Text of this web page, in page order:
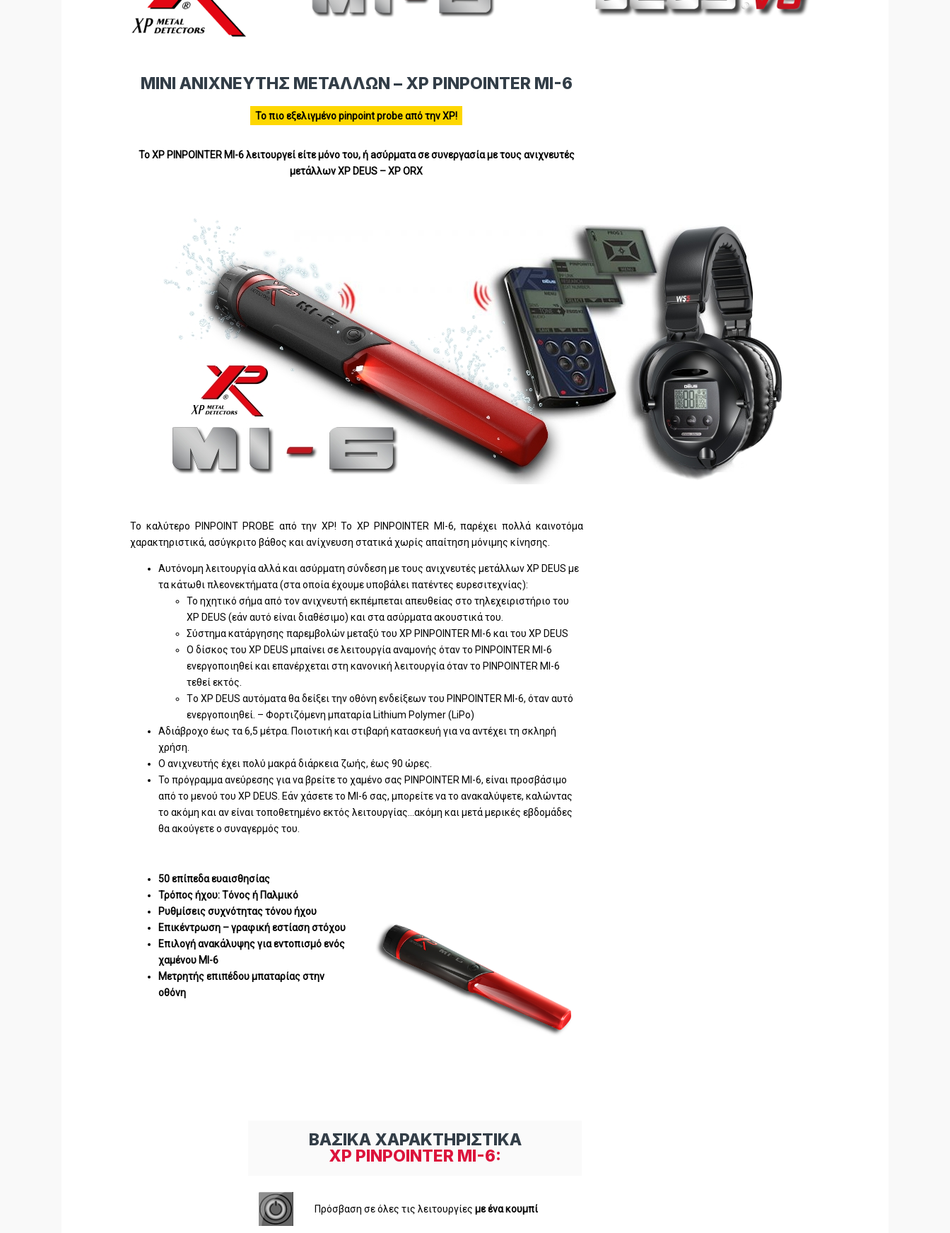
ΜΙΝΙ ΑΝΙΧΝΕΥΤΗΣ ΜΕΤΑΛΛΩΝ – XP PINPOINTER MI-6
Το πιο εξελιγμένο pinpoint probe από την ΧΡ!
Το ΧP PINPOINTER MI-6 λειτουργεί είτε μόνο του, ή aσύρματα σε συνεργασία με τους ανιχνευτές
μετάλλων ΧP DEUS – XP ORX
Το καλύτερο PINPOINT PROBE από την XP! Το XP PINPOINTER MI-6, παρέχει πολλά καινοτόμα
χαρακτηριστικά, ασύγκριτο βάθος και ανίχνευση στατικά χωρίς απαίτηση μόνιμης κίνησης.
Αυτόνομη λειτουργία αλλά και ασύρματη σύνδεση με τους ανιχνευτές μετάλλων ΧP DEUS με
τα κάτωθι πλεονεκτήματα (στα οποία έχουμε υποβάλει πατέντες ευρεσιτεχνίας):
Το ηχητικό σήμα από τον ανιχνευτή εκπέμπεται απευθείας στο τηλεχειριστήριο του
XP DEUS (εάν αυτό είναι διαθέσιμο) και στα ασύρματα ακουστικά του.
Σύστημα κατάργησης παρεμβολών μεταξύ του XP PINPOINTER MI-6 και του XP DEUS
Ο δίσκος του XP DEUS μπαίνει σε λειτουργία αναμονής όταν το PINPOINTER MI-6
ενεργοποιηθεί και επανέρχεται στη κανονική λειτουργία όταν το PINPOINTER MI-6
τεθεί εκτός.
Tο XP DEUS αυτόματα θα δείξει την οθόνη ενδείξεων του PINPOINTER MI-6, όταν αυτό
ενεργοποιηθεί. – Φορτιζόμενη μπαταρία Lithium Polymer (LiPo)
Αδιάβροχο έως τα 6,5 μέτρα. Ποιοτική και στιβαρή κατασκευή για να αντέχει τη σκληρή
χρήση.
Ο ανιχνευτής έχει πολύ μακρά διάρκεια ζωής, έως 90 ώρες.
Το πρόγραμμα ανεύρεσης για να βρείτε το χαμένο σας PINPOINTER MI-6, είναι προσβάσιμο
από το μενού του XP DEUS. Εάν χάσετε το MI-6 σας, μπορείτε να το ανακαλύψετε, καλώντας
το ακόμη και αν είναι τοποθετημένο εκτός λειτουργίας…ακόμη και μετά μερικές εβδομάδες
θα ακούγετε ο συναγερμός του.
50 επίπεδα ευαισθησίας
Τρόπος ήχου: Tόνος ή Παλμικό
Ρυθμίσεις συχνότητας τόνου ήχου
Επικέντρωση – γραφική εστίαση στόχου
Επιλογή ανακάλυψης για εντοπισμό ενός
χαμένου MI-6
Μετρητής επιπέδου μπαταρίας στην
οθόνη
ΒΑΣΙΚΑ ΧΑΡΑΚΤΗΡΙΣΤΙΚΑ
XP PINPOINTER MI-6:
Πρόσβαση σε όλες τις λειτουργίεςμε ένα κουμπί